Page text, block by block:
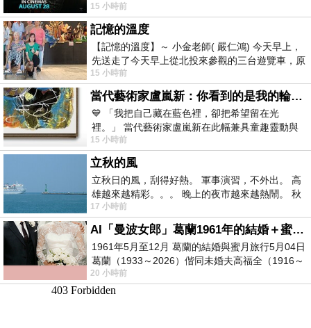
Starring Monica Barbaro
15 小時前
記憶的溫度
【記憶的溫度】～ 小金老師( 嚴仁鴻) 今天早上，
先送走了今天早上從北投來參觀的三台遊覽車，原
以為展場已經差不多要安靜下來，卻發
15 小時前
當代藝術家盧嵐新：你看到的是我的輪廓，還是你的故事？——藏在藍色裡的希望與光
💙 「我把自己藏在藍色裡，卻把希望留在光
裡。」 當代藝術家盧嵐新在此幅兼具童趣靈動與
抽象韻味的新作中，用湛藍的羽翼般色塊包覆著
15 小時前
立秋的風
立秋日的風，刮得好熱。 軍事演習，不外出。 高
雄越來越精彩。。。 晚上的夜市越來越熱鬧。 秋
天的風刮得很熱 夜遊消暑熱。。。
17 小時前
AI「曼波女郎」葛蘭1961年的結婚＋蜜月旅行 #戀上老電影 #葛蘭 #粟子
1961年5月至12月 葛蘭的結婚與蜜月旅行5月04日
葛蘭（1933～2026）偕同未婚夫高福全（1916～
2004）乘郵輪赴倫敦6月15日於英國倫敦St.S
20 小時前